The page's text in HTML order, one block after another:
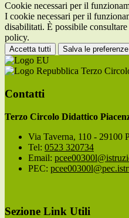
Cookie necessari per il
I cookie necessari per il
disabilitati. È possibile
policy.
Accetta tutti Salva le preferenze
Terzo
Contatti
Terzo Circolo Didattico
Via Taverna, 110 - 29100
Tel: 0523 320734
Email:
PEC:
Sezione Link Utili